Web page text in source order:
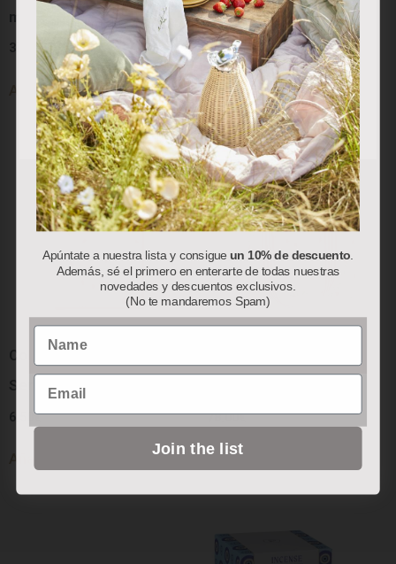
ml)
37.00€
Añadir al carrito
27.50€
Añadir al carrito
Colección “Red Berry”:
Servilletas de Papel
6.50 € 78.00€
Añadir al carrito
sus preferencias en base a un perfil elaborado a partir de
sus hábitos de navegación (por ejemplo, páginas
visitadas). Puede obtener más información y configurar
sus preferencias.
Aceptar Rechazar Personalizar
Apúntate a nuestra lista y consigue un 10% de descuento
Además, sé el primero en enterarte de todas nuestras
novedades y descuentos exclusivos.
(No te mandaremos Spam)
Name
Email
Join the list